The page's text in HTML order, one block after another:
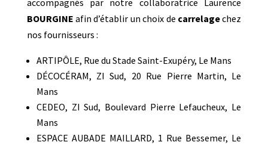
accompagnés par notre collaboratrice Laurence
BOURGINE afin d’établir un choix de carrelagechez
nos fournisseurs :
ARTIPÔLE, Rue du Stade Saint-Exupéry, Le Mans
DÉCOCÉRAM, ZI Sud, 20 Rue Pierre Martin, Le
Mans
CEDEO, ZI Sud, Boulevard Pierre Lefaucheux, Le
Mans
ESPACE AUBADE MAILLARD, 1 Rue Bessemer, Le